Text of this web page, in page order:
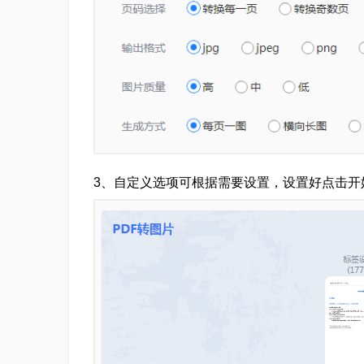
3、自定义选项可根据需要设置，设置好点击开